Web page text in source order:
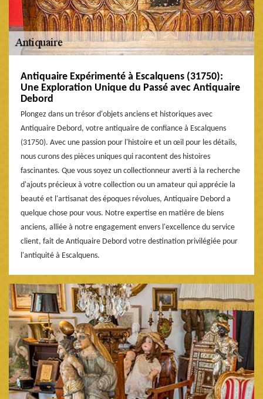
Antiquaire Expérimenté à Escalquens (31750):
Une Exploration Unique du Passé avec Antiquaire
Debord
Plongez dans un trésor d'objets anciens et historiques avec
Antiquaire Debord, votre antiquaire de confiance à Escalquens
(31750). Avec une passion pour l'histoire et un œil pour les détails,
nous curons des pièces uniques qui racontent des histoires
fascinantes. Que vous soyez un collectionneur averti à la recherche
d'ajouts précieux à votre collection ou un amateur qui apprécie la
beauté et l'artisanat des époques révolues, Antiquaire Debord a
quelque chose pour vous. Notre expertise en matière de biens
anciens, alliée à notre engagement envers l'excellence du service
client, fait de Antiquaire Debord votre destination privilégiée pour
l'antiquité à Escalquens.